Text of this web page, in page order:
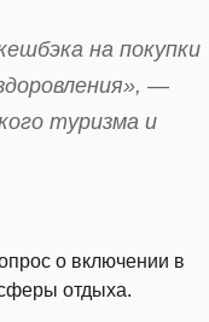
на покупки
—
туризма и
о включении в
отдыха.